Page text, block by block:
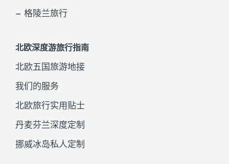
– 格陵兰旅行
北欧深度游旅行指南
北欧五国旅游地接
我们的服务
北欧旅行实用贴士
丹麦芬兰深度定制
挪威冰岛私人定制